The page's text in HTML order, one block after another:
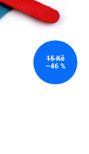
15 Kč
–46 %